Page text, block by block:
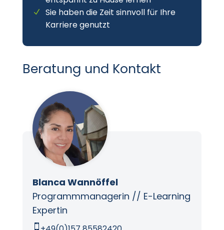
Sie haben die Zeit sinnvoll für Ihre
Karriere genutzt
Beratung und Kontakt
Blanca Wannöffel
Programmmanagerin // E-Learning
Expertin
